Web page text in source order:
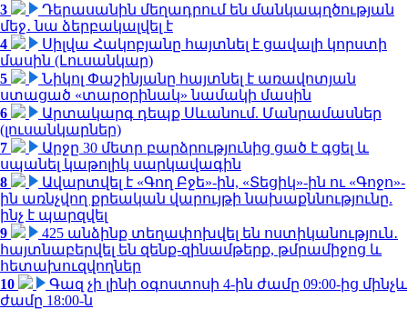
3
Դերասանին մեղադրում են մանկապղծության
մեջ․ նա ձերբակալվել է
4
Սիլվա Հակոբյանը հայտնել է ցավալի կորստի
մասին (Լուսանկար)
5
Նիկոլ Փաշինյանը հայտնել է առավոտյան
ստացած «տարօրինակ» նամակի մասին
6
Արտակարգ դեպք Սևանում. Մանրամասներ
(լուսանկարներ)
7
Արջը 30 մետր բարձրությունից ցած է գցել և
սպանել կաթոլիկ սարկավագին
8
Ավարտվել է «Գող Բջե»-ին, «Տեցիկ»-ին ու «Գոջո»-
ին առնչվող քրեական վարույթի նախաքննությունը.
ինչ է պարզվել
9
425 անձինք տեղափոխվել են ոստիկանություն․
հայտնաբերվել են զենք-զինամթերք, թմրամիջոց և
հետախուզվողներ
10
Գազ չի լինի օգոստոսի 4-ին ժամը 09:00-ից մինչև
ժամը 18:00-ն